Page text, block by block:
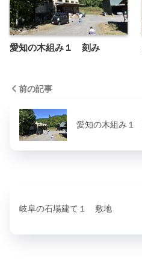
愛知の木組み１ 刻み
前の記事
愛知の木組み１
岐阜の石場建て１ 敷地